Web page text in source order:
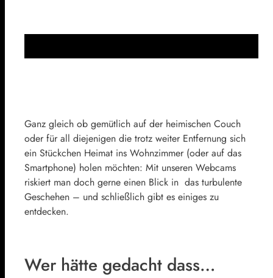
Ganz gleich ob gemütlich auf der heimischen Couch
oder für all diejenigen die trotz weiter Entfernung sich
ein Stückchen Heimat ins Wohnzimmer (oder auf das
Smartphone) holen möchten: Mit unseren Webcams
riskiert man doch gerne einen Blick in das turbulente
Geschehen – und schließlich gibt es einiges zu
entdecken.
Wer hätte gedacht dass…